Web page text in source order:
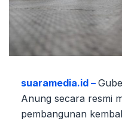
suaramedia.id –
Anung secara resmi
pembangunan